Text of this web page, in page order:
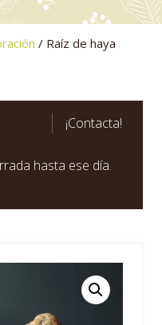
/ Raíz de haya
¡Contacta!
hasta ese día.